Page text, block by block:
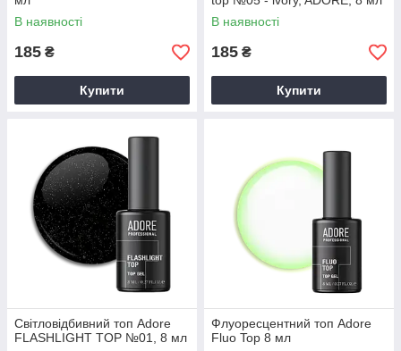
В наявності
185 ₴
Купити
В наявності
185 ₴
Купити
Світловідбивний топ Adore
FLASHLIGHT TOP №01, 8 мл
Флуоресцентний топ Adore
Fluo Top 8 мл